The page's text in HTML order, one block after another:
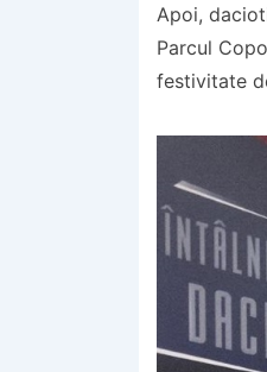
Apoi,
Parcul
festivitate